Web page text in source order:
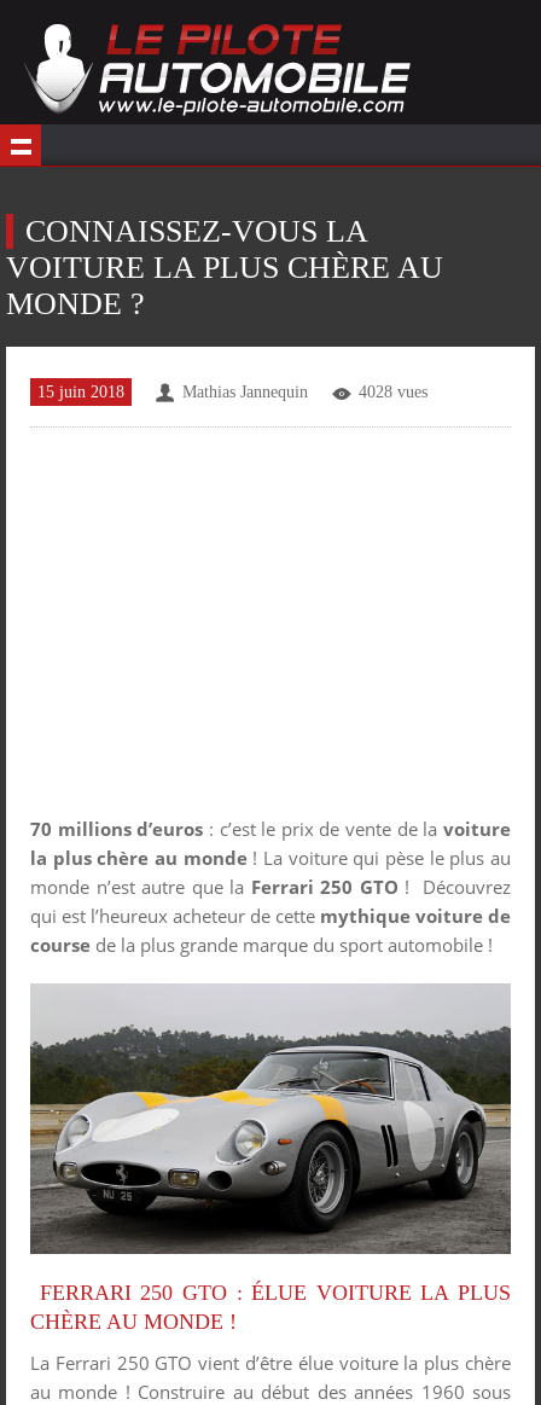
CONNAISSEZ-VOUS LA
VOITURE LA PLUS CHÈRE AU
MONDE ?
15 juin 2018 Mathias Jannequin 4028 vues
70 millions d’euros : c’est le prix de vente de lavoiture
la plus chère au monde! La voiture qui pèse le plus au
monde n’est autre que la Ferrari 250 GTO ! Découvrez
qui est l’heureux acheteur de cette mythique voiture de
course de la plus grande marque du sport automobile !
FERRARI 250 GTO : ÉLUE VOITURE LA PLUS
CHÈRE AU MONDE !
La Ferrari 250 GTO vient d’être élue voiture la plus chère
au monde ! Construire au début des années 1960 sous